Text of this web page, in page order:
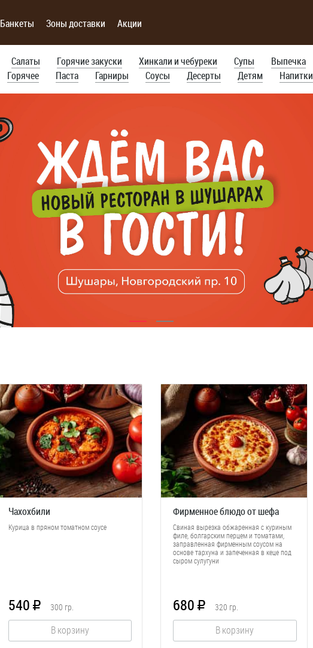
Банкеты Зоны доставки Акции
Салаты Горячие закуски Хинкали и чебуреки Супы
Выпечка
Горячее Паста Гарниры Соусы Десерты Детям
Напитки
Чахохбили
Курица в пряном томатном соусе
540 R 300 гр.
В корзину
Фирменное блюдо от шефа
Свиная вырезка обжаренная с куриным
филе, болгарским перцем и томатами,
заправленная фирменным соусом на
основе тархуна и запеченная в кеце под
сыром сулугуни
680 R 320 гр.
В корзину